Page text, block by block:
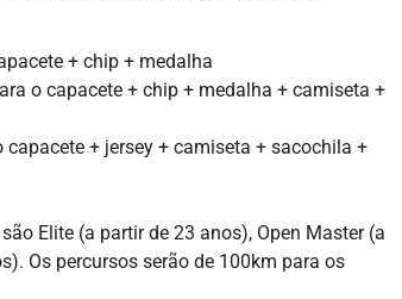
+ chip + medalha
o capacete + chip + medalha + camiseta +
+ jersey + camiseta + sacochila +
Elite (a partir de 23 anos), Open Master (a
Os percursos serão de 100km para os